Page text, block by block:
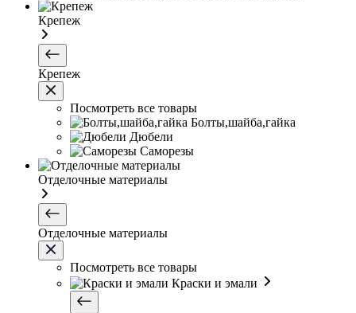
Крепеж
Крепеж
Посмотреть все товары
Болты,шайба,гайка
Дюбели
Саморезы
Отделочные материалы
Отделочные материалы
Посмотреть все товары
Краски и эмали